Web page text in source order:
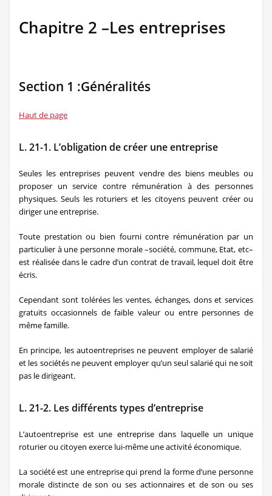
Chapitre 2 –Les entreprises
Section 1 :Généralités
Haut de page
L. 21-1. L’obligation de créer une entreprise
Seules les entreprises peuvent vendre des biens meubles ou
proposer un service contre rémunération à des personnes
physiques. Seuls les roturiers et les citoyens peuvent créer ou
diriger une entreprise.
Toute prestation ou bien fourni contre rémunération par un
particulier à une personne morale –société, commune, Etat, etc–
est réalisée dans le cadre d’un contrat de travail, lequel doit être
écris.
Cependant sont tolérées les ventes, échanges, dons et services
gratuits occasionnels de faible valeur ou entre personnes de
même famille.
En principe, les autoentreprises ne peuvent employer de salarié
et les sociétés ne peuvent employer qu’un seul salarié qui ne soit
pas le dirigeant.
L. 21-2. Les différents types d’entreprise
L’autoentreprise est une entreprise dans laquelle un unique
roturier ou citoyen exerce lui-même une activité économique.
La société est une entreprise qui prend la forme d’une personne
morale distincte de son ou ses actionnaires et de son ou ses